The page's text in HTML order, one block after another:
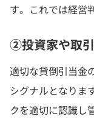
す。これでは経営
②投資家や取
適切な貸倒引当金
シグナルとなりま
クを適切に認識し